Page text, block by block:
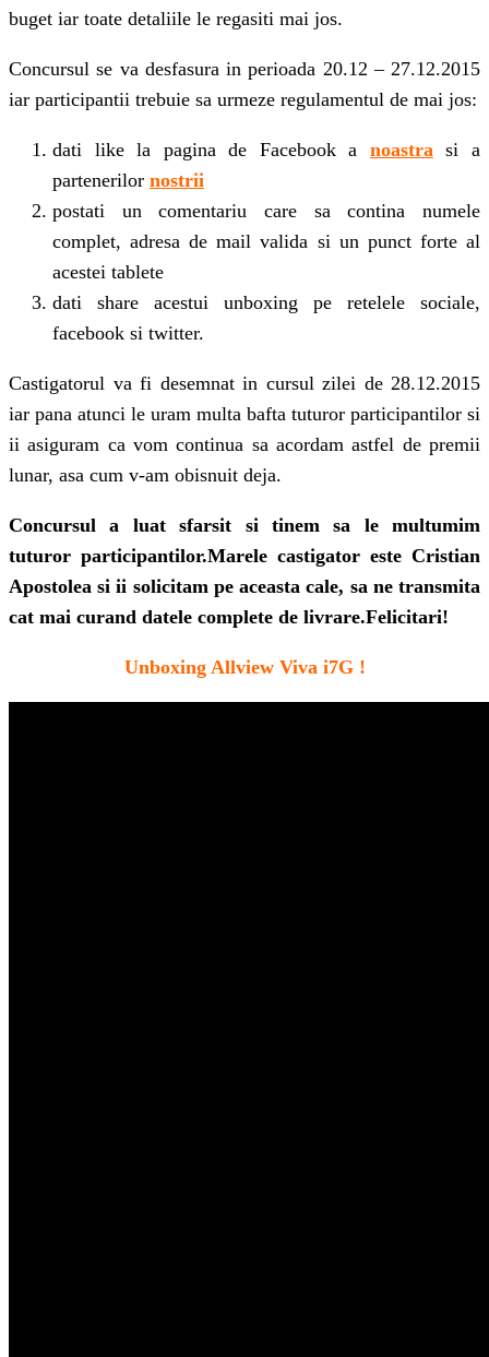
buget iar toate detaliile le regasiti mai jos.
Concursul se va desfasura in perioada 20.12 – 27.12.2015
iar participantii trebuie sa urmeze regulamentul de mai jos:
dati like la pagina de Facebook a noastra si a
partenerilor nostrii
postati un comentariu care sa contina numele
complet, adresa de mail valida si un punct forte al
acestei tablete
dati share acestui unboxing pe retelele sociale,
facebook si twitter.
Castigatorul va fi desemnat in cursul zilei de 28.12.2015
iar pana atunci le uram multa bafta tuturor participantilor si
ii asiguram ca vom continua sa acordam astfel de premii
lunar, asa cum v-am obisnuit deja.
Concursul a luat sfarsit si tinem sa le multumim
tuturor participantilor.Marele castigator este Cristian
Apostolea si ii solicitam pe aceasta cale, sa ne transmita
cat mai curand datele complete de livrare.Felicitari!
Unboxing Allview Viva i7G !